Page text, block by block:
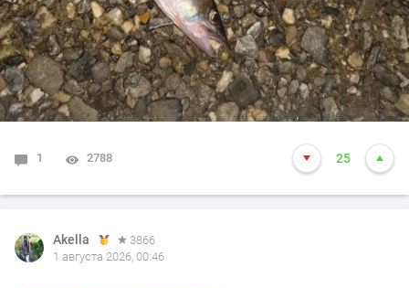
1 2788 25
Akella
3866
1 августа 2026, 00:46